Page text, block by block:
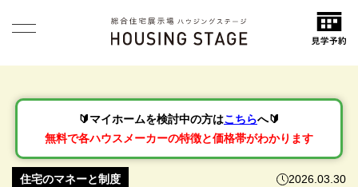
🔰マイホームを検討中の方はこちらへ🔰
無料で各ハウスメーカーの特徴と価格帯がわかります
住宅のマネーと制度 2026.03.30